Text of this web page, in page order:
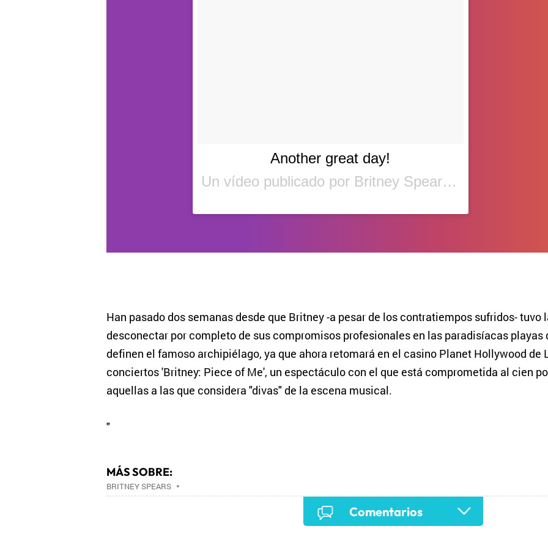
Another great day!
Un vídeo publicado por Britney Spears (@britneyspears) el
Han pasado dos semanas desde que Britney -a pesar de los contratiempos sufridos- tuvo
desconectar por completo de sus compromisos profesionales en las paradisíacas playas
definen el famoso archipiélago, ya que ahora retomará en el casino Planet Hollywood de
conciertos 'Britney: Piece of Me', un espectáculo con el que está comprometida al cien
aquellas a las que considera "divas" de la escena musical.
"
MÁS SOBRE:
BRITNEY SPEARS•
Comentarios